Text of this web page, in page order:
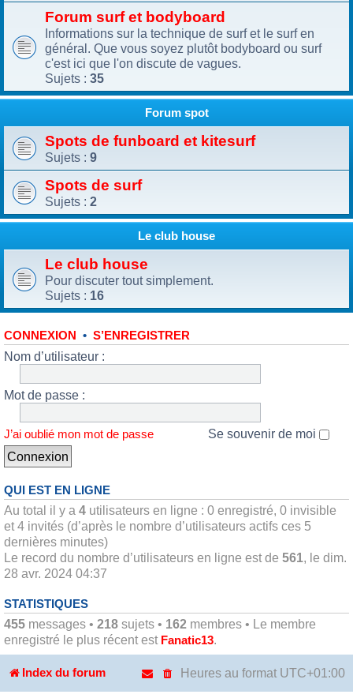
Forum surf et bodyboard
Informations sur la technique de surf et le surf en
général. Que vous soyez plutôt bodyboard ou surf
c'est ici que l'on discute de vagues.
Sujets : 35
Forum spot
Spots de funboard et kitesurf
Sujets : 9
Spots de surf
Sujets : 2
Le club house
Le club house
Pour discuter tout simplement.
Sujets : 16
CONNEXION • S’ENREGISTRER
Nom d’utilisateur :
Mot de passe :
J’ai oublié mon mot de passe Se souvenir de moi
QUI EST EN LIGNE
Au total il y a 4 utilisateurs en ligne : 0 enregistré, 0 invisible
et 4 invités (d’après le nombre d’utilisateurs actifs ces 5
dernières minutes)
Le record du nombre d’utilisateurs en ligne est de 561, le dim.
28 avr. 2024 04:37
STATISTIQUES
455 messages • 218 sujets • 162 membres • Le membre
enregistré le plus récent est Fanatic13.
Index du forum Heures au format UTC+01:00